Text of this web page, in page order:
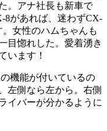
。アナ社長も新車で
8があれば、迷わずCX-
女性のハムちゃんも
目惚れした。愛着湧き
います！
機能が付いているの
左側なら左から。右側
イバーが分かるように